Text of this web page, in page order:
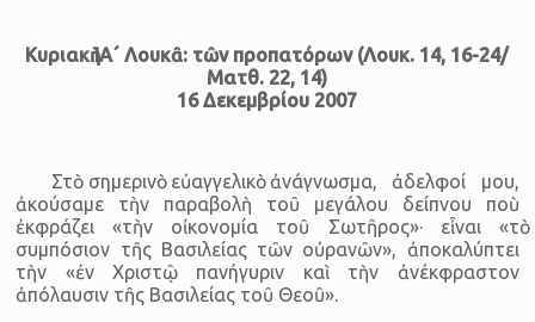
Κυριακὴ ΙΑ´ Λουκᾶ: τῶν προπατόρων (Λουκ. 14, 16-24/
Ματθ. 22, 14)
16 Δεκεμβρίου 2007
Στὸ σημερινὸ εὐαγγελικὸ ἀνάγνωσμα, ἀδελφοί μου,
ἀκούσαμε τὴν παραβολὴ τοῦ μεγάλου δείπνου ποὺ
ἐκφράζει «τὴν οἰκονομία τοῦ Σωτῆρος»· εἶναι «τὸ
συμπόσιον τῆς Βασιλείας τῶν οὐρανῶν», ἀποκαλύπτει
τὴν «ἐν Χριστῷ πανήγυριν καὶ τὴν ἀνέκφραστον
ἀπόλαυσιν τῆς Βασιλείας τοῦ Θεοῦ».